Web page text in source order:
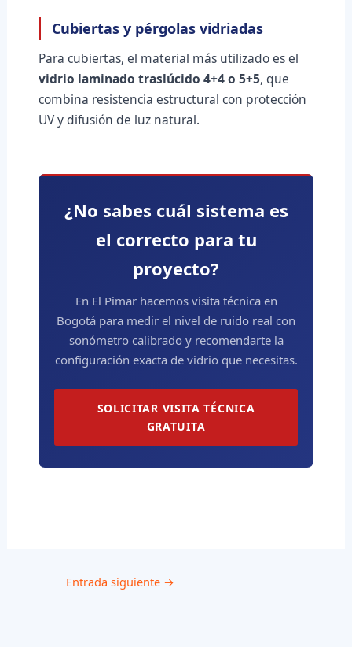
Cubiertas y pérgolas vidriadas
Para cubiertas, el material más utilizado es el
vidrio laminado traslúcido 4+4 o 5+5, que
combina resistencia estructural con protección
UV y difusión de luz natural.
¿No sabes cuál sistema es
el correcto para tu
proyecto?
En El Pimar hacemos visita técnica en
Bogotá para medir el nivel de ruido real con
sonómetro calibrado y recomendarte la
configuración exacta de vidrio que necesitas.
SOLICITAR VISITA TÉCNICA
GRATUITA
Entrada siguiente →